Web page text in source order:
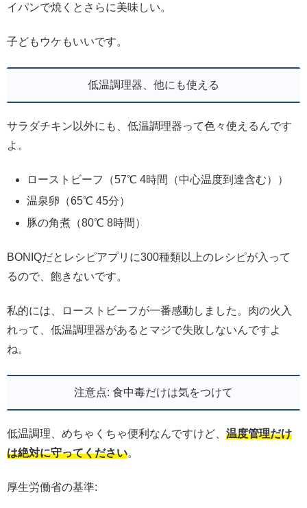
イパンで焼くとさらに美味しい。
子どもウケもいいです。
低温調理器、他にも使える
サラダチキン以外にも、低温調理器って色々使えるんです
よ。
ローストビーフ（57℃ 4時間（中心温度到達含む））
温泉卵（65℃ 45分）
豚の角煮（80℃ 8時間）
BONIQだとレシピアプリに300種類以上のレシピが入って
るので、飽きないです。
私的には、ローストビーフが一番感動しました。肉の火入
れって、低温調理器があるとマジで失敗しないんですよ
ね。
注意点: 食中毒だけは気をつけて
低温調理、めちゃくちゃ便利なんですけど、 温度管理だけ
は絶対に守ってください。
厚生労働省の基準: